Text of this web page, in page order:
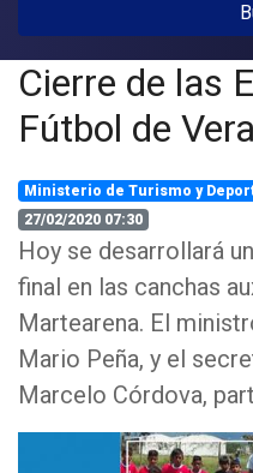
Cierre de las
Fútbol de
Ministerio de Turismo y
27/02/2020 07:30
Hoy se desarrollará
final en las canchas
Martearena. El
Mario Peña, y el
Marcelo Córdova,